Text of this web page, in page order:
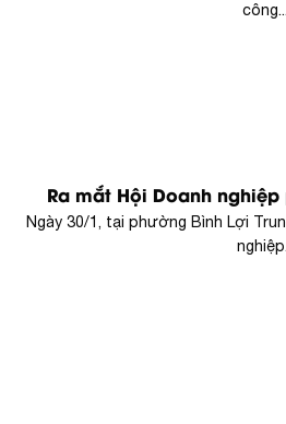
công...
Ra mắt Hội Doanh nghiệp
Ngày 30/1, tại phường Bình Lợi